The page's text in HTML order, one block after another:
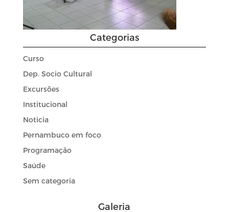
Categorias
Curso
Dep. Socio Cultural
Excursões
Institucional
Noticia
Pernambuco em foco
Programação
Saúde
Sem categoria
Galeria